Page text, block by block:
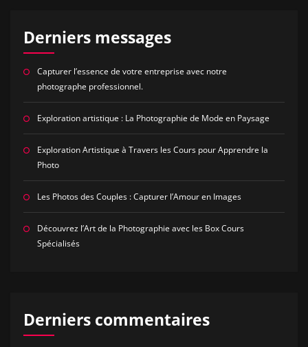
Derniers messages
Capturer l’essence de votre entreprise avec notre
photographe professionnel.
Exploration artistique : La Photographie de Mode en Paysage
Exploration Artistique à Travers les Cours pour Apprendre la
Photo
Les Photos des Couples : Capturer l’Amour en Images
Découvrez l’Art de la Photographie avec les Box Cours
Spécialisés
Derniers commentaires